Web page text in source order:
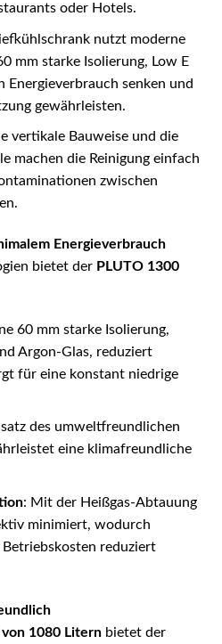
oder Hotels.
nutzt moderne
mm starke Isolierung, Low E
Energieverbrauch senken und
gewährleisten.
vertikale Bauweise und die
machen die Reinigung einfach
zwischen
Energieverbrauch
bietet der PLUTO 1300
60 mm starke Isolierung,
Argon-Glas, reduziert
für eine konstant niedrige
des umweltfreundlichen
eine klimafreundliche
: Mit der Heißgas-Abtauung
minimiert, wodurch
reduziert
1080 Litern bietet der